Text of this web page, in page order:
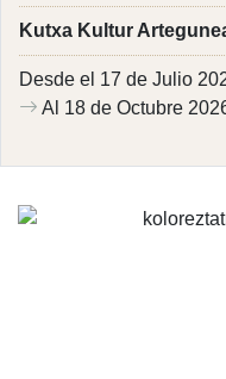
Kutxa Kultur
Desde el 17 de Julio
Al 18 de Octubre